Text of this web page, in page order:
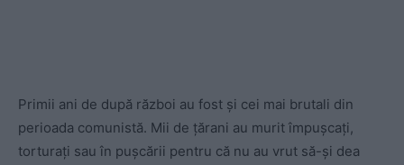
Primii ani de după război au fost și cei mai brutali din
perioada comunistă. Mii de țărani au murit împușcați,
torturați sau în pușcării pentru că nu au vrut să-și dea